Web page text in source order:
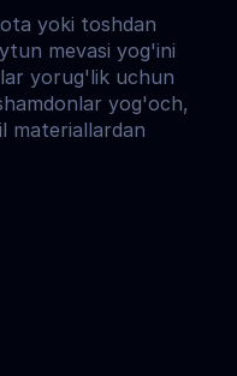
yoki toshdan
mevasi yog'ini
yorug'lik uchun
yog'och,
materiallardan